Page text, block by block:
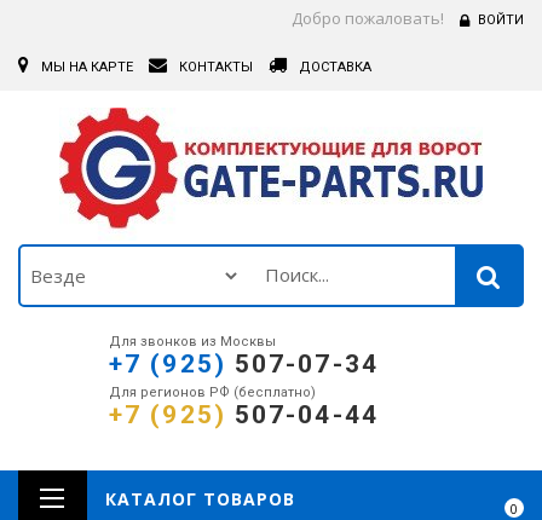
Добро пожаловать! ВОЙТИ
МЫ НА КАРТЕ КОНТАКТЫ ДОСТАВКА
Для звонков из Москвы
+7 (925) 507-07-34
Для регионов РФ (бесплатно)
+7 (925) 507-04-44
0
КАТАЛОГ ТОВАРОВ